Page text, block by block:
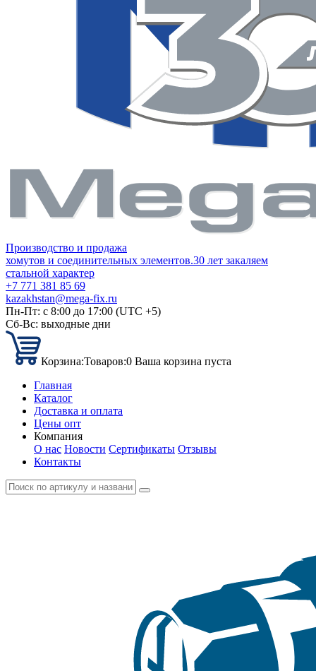
Производство и продажа
хомутов и соединительных элементов.30 лет закаляем
стальной характер
+7 771 381 85 69
kazakhstan@mega-fix.ru
Пн-Пт: с 8:00 до 17:00 (UTC +5)
Сб-Вс: выходные дни
Корзина:Товаров:0 Ваша корзина пуста
Главная
Каталог
Доставка и оплата
Цены опт
Компания
О нас Новости Сертификаты Отзывы
Контакты